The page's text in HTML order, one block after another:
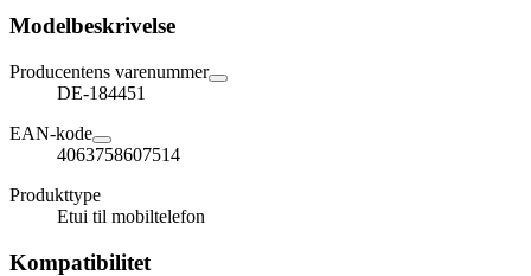
Modelbeskrivelse
Producentens varenummer
DE-184451
EAN-kode
4063758607514
Produkttype
Etui til mobiltelefon
Kompatibilitet